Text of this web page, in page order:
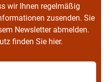
wir Ihnen regelmäßig
zusenden. Sie
Newsletter abmelden.
finden Sie hier.